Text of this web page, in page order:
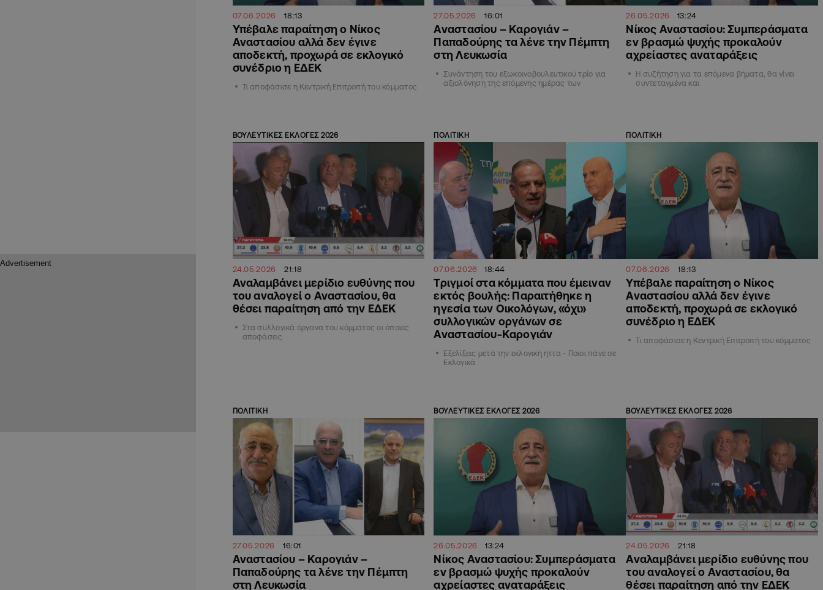
07.06.2026 18:13
Υπέβαλε παραίτηση ο Νίκος
Αναστασίου αλλά δεν έγινε
αποδεκτή, προχωρά σε εκλογικό
συνέδριο η ΕΔΕΚ
Τι αποφάσισε η Κεντρική Επιτροπή του κόμματος
27.05.2026 16:01
Αναστασίου – Καρογιάν –
Παπαδούρης τα λένε την Πέμπτη
στη Λευκωσία
Συνάντηση του εξωκοινοβουλευτικού τρίο για
αξιολόγηση της επόμενης ημέρας των
26.05.2026 13:24
Νίκος Αναστασίου: Συμπεράσματα
εν βρασμώ ψυχής προκαλούν
αχρείαστες αναταράξεις
Η συζήτηση για τα επόμενα βήματα, θα γίνει
συντεταγμένα και
ΒΟΥΛΕΥΤΙΚΕΣ ΕΚΛΟΓΕΣ 2026
24.05.2026 21:18
Αναλαμβάνει μερίδιο ευθύνης που
του αναλογεί ο Αναστασίου, θα
θέσει παραίτηση από την ΕΔΕΚ
Στα συλλογικά όργανα του κόμματος οι όποιες
αποφάσεις
ΠΟΛΙΤΙΚΗ
07.06.2026 18:44
Τριγμοί στα κόμματα που έμειναν
εκτός βουλής: Παραιτήθηκε η
ηγεσία των Οικολόγων, «όχι»
συλλογικών οργάνων σε
Αναστασίου-Καρογιάν
Εξελίξεις μετά την εκλογική ήττα - Ποιοι πάνε σε
Εκλογικά
ΠΟΛΙΤΙΚΗ
07.06.2026 18:13
Υπέβαλε παραίτηση ο Νίκος
Αναστασίου αλλά δεν έγινε
αποδεκτή, προχωρά σε εκλογικό
συνέδριο η ΕΔΕΚ
Τι αποφάσισε η Κεντρική Επιτροπή του κόμματος
ΠΟΛΙΤΙΚΗ
27.05.2026 16:01
Αναστασίου – Καρογιάν –
Παπαδούρης τα λένε την Πέμπτη
στη Λευκωσία
ΒΟΥΛΕΥΤΙΚΕΣ ΕΚΛΟΓΕΣ 2026
26.05.2026 13:24
Νίκος Αναστασίου: Συμπεράσματα
εν βρασμώ ψυχής προκαλούν
αχρείαστες αναταράξεις
ΒΟΥΛΕΥΤΙΚΕΣ ΕΚΛΟΓΕΣ 2026
24.05.2026 21:18
Αναλαμβάνει μερίδιο ευθύνης που
του αναλογεί ο Αναστασίου, θα
θέσει παραίτηση από την ΕΔΕΚ